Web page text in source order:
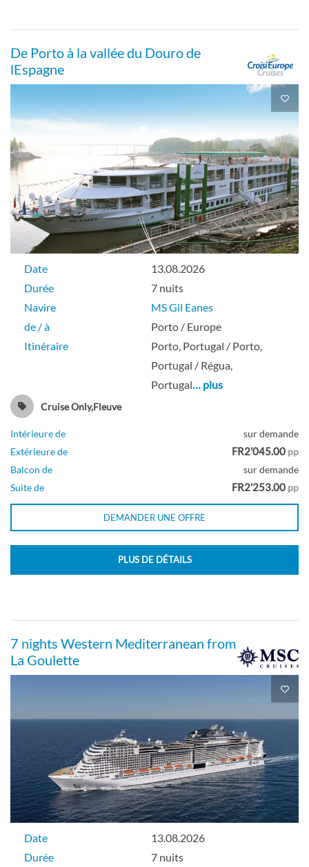
De Porto à la vallée du Douro de
lEspagne
Date
13.08.2026
Durée
7 nuits
Navire
MS Gil Eanes
de / à
Porto / Europe
Itinéraire
Porto, Portugal / Porto,
Portugal / Régua,
Portugal… plus
Cruise Only,Fleuve
Intérieure de
sur demande
Extérieure de
FR2'045.00 pp
Balcon de
sur demande
Suite de
FR2'253.00 pp
DEMANDER UNE OFFRE
PLUS DE DÉTAILS
7 nights Western Mediterranean from
La Goulette
Date
13.08.2026
Durée
7 nuits